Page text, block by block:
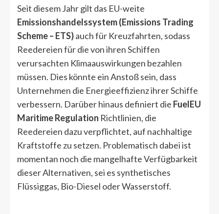
Seit diesem Jahr gilt das EU-weite
Emissionshandelssystem (Emissions Trading
Scheme – ETS)auch für Kreuzfahrten, sodass
Reedereien für die von ihren Schiffen
verursachten Klimaauswirkungen bezahlen
müssen. Dies könnte ein Anstoß sein, dass
Unternehmen die Energieeffizienz ihrer Schiffe
verbessern. Darüber hinaus definiert die FuelEU
Maritime Regulation Richtlinien, die
Reedereien dazu verpflichtet, auf nachhaltige
Kraftstoffe zu setzen. Problematisch dabei ist
momentan noch die mangelhafte Verfügbarkeit
dieser Alternativen, sei es synthetisches
Flüssiggas, Bio-Diesel oder Wasserstoff.